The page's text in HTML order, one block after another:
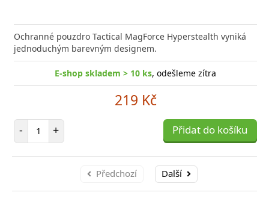
Ochranné pouzdro Tactical MagForce Hyperstealth vyniká
jednoduchým barevným designem.
E-shop skladem > 10 ks, odešleme zítra
219 Kč
- Počet položek
+ Přidat do košíku
Předchozí Další